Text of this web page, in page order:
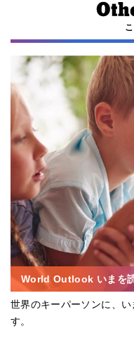
World Outlook いまを
世界のキーパーソンに、
す。